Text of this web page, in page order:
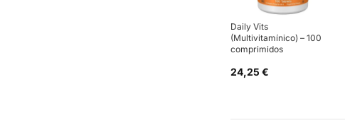
Daily Vits
(Multivitamínico) – 100
comprimidos
24,25 €